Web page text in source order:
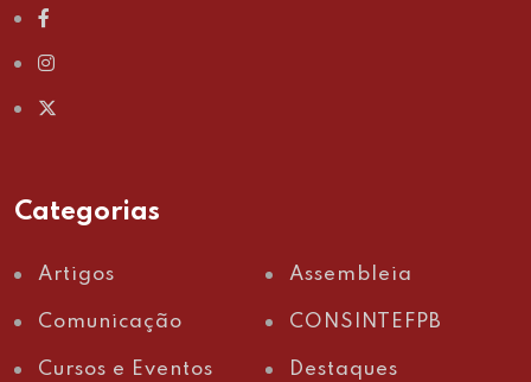
Categorias
Artigos Assembleia
Comunicação CONSINTEFPB
Cursos e Eventos Destaques